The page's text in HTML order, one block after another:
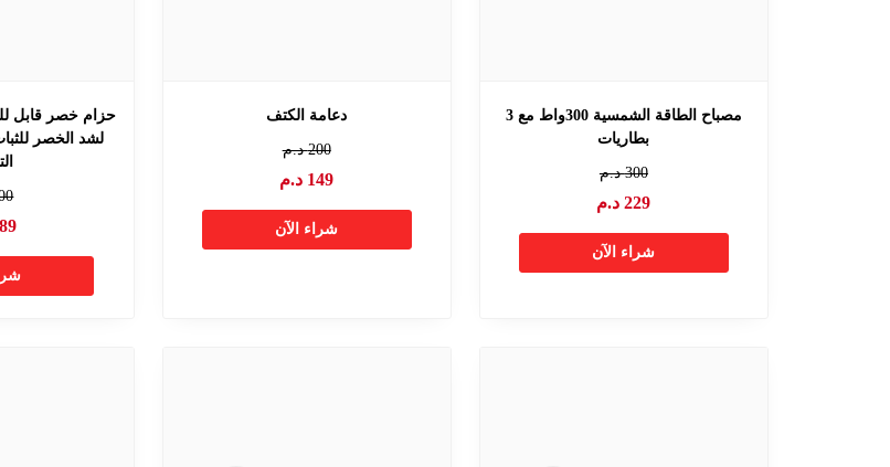
مصباح الطاقة الشمسية 300واط مع 3
بطاريات
300د.م
229د.م
شراء الآن
دعامة الكتف
200د.م
149 د.م
شراء الآن
حزام خصر قابل
لشد الخصر